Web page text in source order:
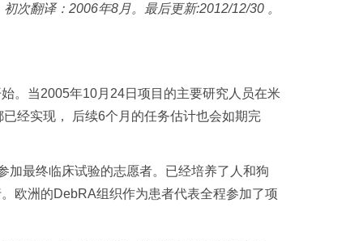
次翻译：2006年8月。最后更新:2012/12/30 。
。当2005年10月24日项目的主要研究人员在米
经实现， 后续6个月的任务估计也会如期完
最终临床试验的志愿者。已经培养了人和狗
欧洲的DebRA组织作为患者代表全程参加了项